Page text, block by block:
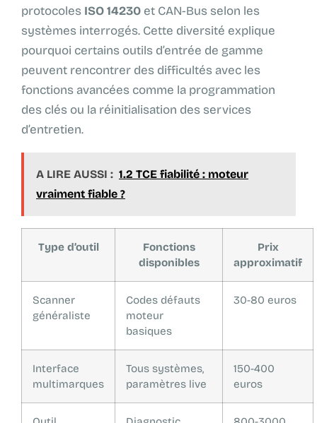
protocoles ISO 14230 et CAN-Bus selon les
systèmes interrogés. Cette diversité explique
pourquoi certains outils d’entrée de gamme
peuvent rencontrer des difficultés avec les
fonctions avancées comme la programmation
des clés ou la réinitialisation des services
d’entretien.
A LIRE AUSSI : 1.2 TCE fiabilité : moteur
vraiment fiable ?
Type d’outil
Fonctions
disponibles
Prix
approximatif
Scanner
généraliste
Codes défauts
moteur
basiques
30-80 euros
Interface
multimarques
Tous systèmes,
paramètres live
150-400
euros